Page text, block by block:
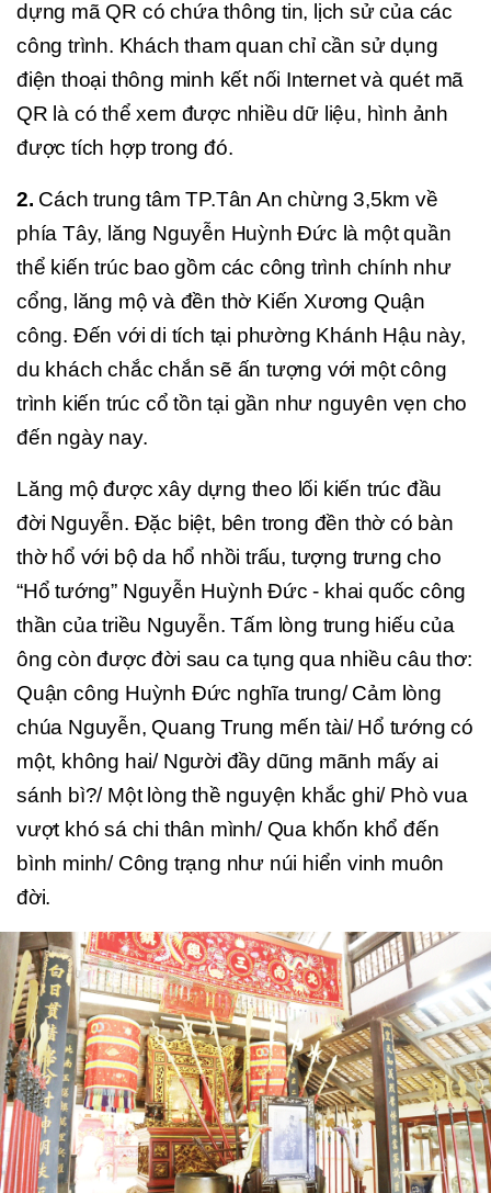
dựng mã QR có chứa thông tin, lịch sử của các
công trình. Khách tham quan chỉ cần sử dụng
điện thoại thông minh kết nối Internet và quét mã
QR là có thể xem được nhiều dữ liệu, hình ảnh
được tích hợp trong đó.
2. Cách trung tâm TP.Tân An chừng 3,5km về
phía Tây, lăng Nguyễn Huỳnh Đức là một quần
thể kiến trúc bao gồm các công trình chính như
cổng, lăng mộ và đền thờ Kiến Xương Quận
công. Đến với di tích tại phường Khánh Hậu này,
du khách chắc chắn sẽ ấn tượng với một công
trình kiến trúc cổ tồn tại gần như nguyên vẹn cho
đến ngày nay.
Lăng mộ được xây dựng theo lối kiến trúc đầu
đời Nguyễn. Đặc biệt, bên trong đền thờ có bàn
thờ hổ với bộ da hổ nhồi trấu, tượng trưng cho
“Hổ tướng” Nguyễn Huỳnh Đức - khai quốc công
thần của triều Nguyễn. Tấm lòng trung hiếu của
ông còn được đời sau ca tụng qua nhiều câu thơ:
Quận công Huỳnh Đức nghĩa trung/ Cảm lòng
chúa Nguyễn, Quang Trung mến tài/ Hổ tướng có
một, không hai/ Người đầy dũng mãnh mấy ai
sánh bì?/ Một lòng thề nguyện khắc ghi/ Phò vua
vượt khó sá chi thân mình/ Qua khốn khổ đến
bình minh/ Công trạng như núi hiển vinh muôn
đời.